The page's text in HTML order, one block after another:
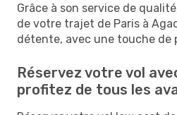
Grâce à son service de
de votre trajet de Paris à
détente, avec une touche de
Réservez votre vol
profitez de tous les